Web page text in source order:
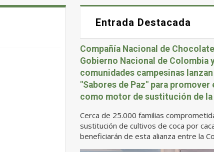
Entrada Destacada
Compañía Nacional de
Gobierno Nacional de Colombia
comunidades campesinas
"Sabores de Paz" para promover
como motor de sustitución de
Cerca de 25.000 familias
sustitución de cultivos de coca por
beneficiarán de esta alianza entre la